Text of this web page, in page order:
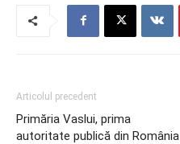
Articolul precedent
Primăria Vaslui, prima
autoritate publică din România